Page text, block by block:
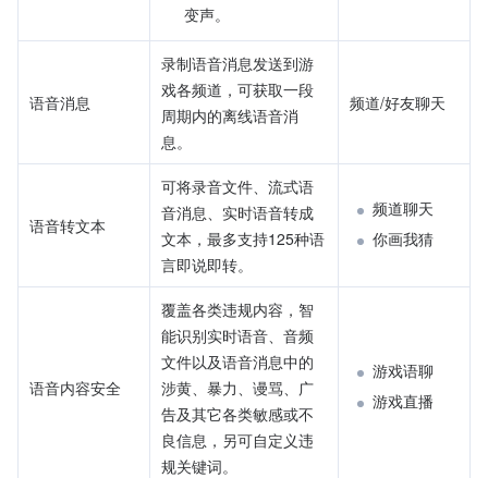
变声。
语音消息
录制语音消息发送到游
戏各频道，可获取一段
周期内的离线语音消
息。
频道/好友聊天
语音转文本
可将录音文件、流式语
音消息、实时语音转成
文本，最多支持125种语
言即说即转。
频道聊天
你画我猜
语音内容安全
覆盖各类违规内容，智
能识别实时语音、音频
文件以及语音消息中的
涉黄、暴力、谩骂、广
告及其它各类敏感或不
良信息，另可自定义违
规关键词。
游戏语聊
游戏直播